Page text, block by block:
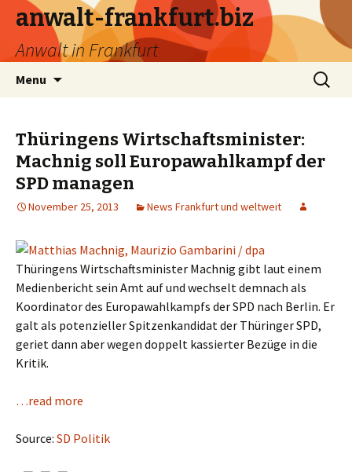
anwalt-frankfurt.biz
Anwalt in Frankfurt
Menu
Search
for:
Thüringens Wirtschaftsminister:
Machnig soll Europawahlkampf der
SPD managen
November 25, 2013 News Frankfurt und weltweit
Thüringens Wirtschaftsminister Machnig gibt laut einem
Medienbericht sein Amt auf und wechselt demnach als
Koordinator des Europawahlkampfs der SPD nach Berlin. Er
galt als potenzieller Spitzenkandidat der Thüringer SPD,
geriet dann aber wegen doppelt kassierter Bezüge in die
Kritik.
…read more
Source: SD Politik